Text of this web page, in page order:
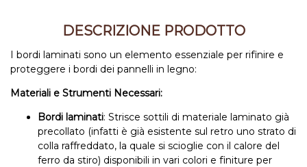
DESCRIZIONE PRODOTTO
I bordi laminati sono un elemento essenziale per rifinire e
proteggere i bordi dei pannelli in legno:
Materiali e Strumenti Necessari:
Bordi laminati: Strisce sottili di materiale laminato già
precollato (infatti è già esistente sul retro uno strato di
colla raffreddato, la quale si scioglie con il calore del
ferro da stiro) disponibili in vari colori e finiture per